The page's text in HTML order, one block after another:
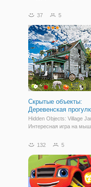
после визита колдуньи
жители городка
негостеприимно, она
волшебный мир
37 5
Скрытые объекты:
Деревенская
Hidden Objects: Village
Интересная игра на
чтобы пройти уровень.
вам 16 уровней и сотни
для обнаружения.
132 5